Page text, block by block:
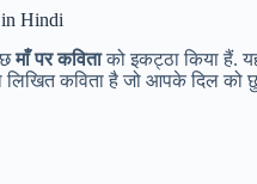
in Hindi
माँ पर कविताको इकट्ठा किया हैं.
लिखित कविता है जो आपके दिल को छु